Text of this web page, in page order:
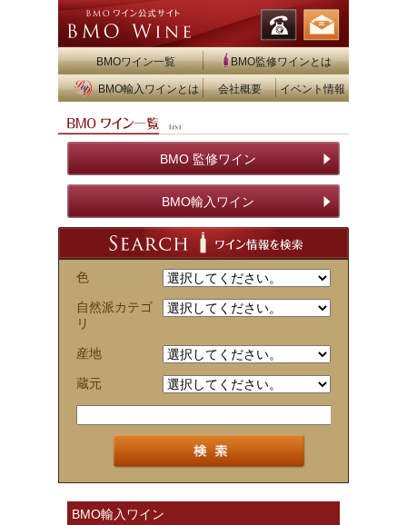
BMOワイン一覧 BMO監修ワインとは
BMO輸入ワインとは 会社概要 イベント情報
BMO 監修ワイン
BMO輸入ワイン
色
自然派カテゴ
リ
産地
蔵元
BMO輸入ワイン